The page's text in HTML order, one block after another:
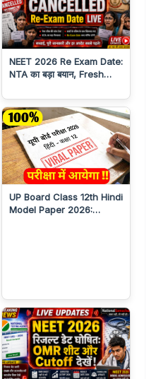
NEET 2026 Re Exam Date:
NTA का बड़ा बयान, Fresh…
UP Board Class 12th Hindi
Model Paper 2026:…